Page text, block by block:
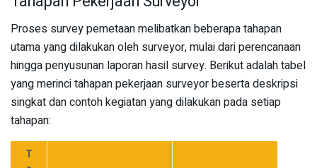
Proses survey pemetaan melibatkan beberapa tahapan
utama yang dilakukan oleh surveyor, mulai dari perencanaan
hingga penyusunan laporan hasil survey. Berikut adalah tabel
yang merinci tahapan pekerjaan surveyor beserta deskripsi
singkat dan contoh kegiatan yang dilakukan pada setiap
tahapan:
T